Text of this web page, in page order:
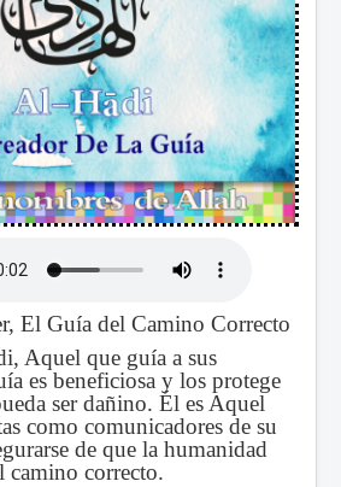
El Guía del Camino Correcto
Aquel que guía a sus
es beneficiosa y los protege
ser dañino. Él es Aquel
como comunicadores de su
de que la humanidad
camino correcto.